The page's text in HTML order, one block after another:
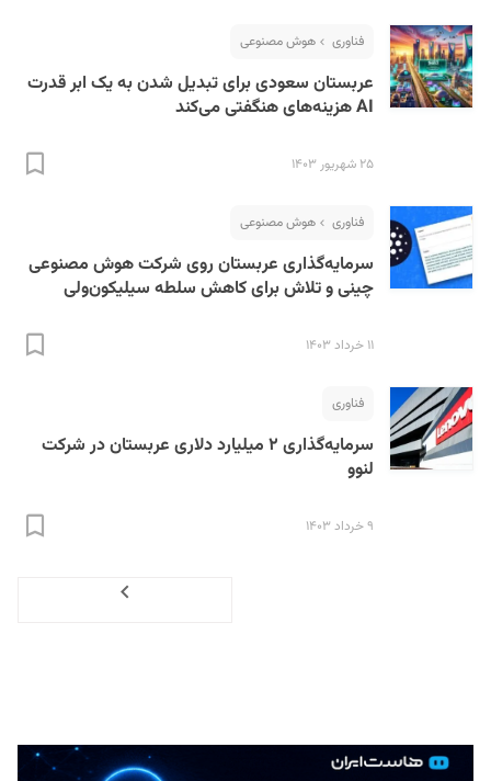
فناوری هوش مصنوعی
عربستان سعودی برای تبدیل شدن به یک ابر قدرت
AI هزینه‌های هنگفتی می‌کند
۲۵ شهریور ۱۴۰۳
فناوری هوش مصنوعی
سرمایه‌گذاری عربستان روی شرکت هوش مصنوعی
چینی و تلاش برای کاهش سلطه سیلیکون‌ولی
۱۱ خرداد ۱۴۰۳
فناوری
سرمایه‌گذاری ۲ میلیارد دلاری عربستان در شرکت
لنوو
۹ خرداد ۱۴۰۳